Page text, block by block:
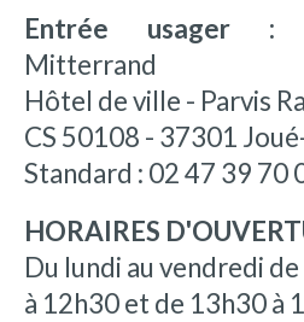
Entrée usager :
Mitterrand
Hôtel de ville - Parvis
CS 50108 - 37301
Standard : 02 47 39 70
HORAIRES
Du lundi au vendredi
à 12h30 et de 13h30 à